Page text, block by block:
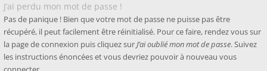
J’ai perdu mon mot de passe !
Pas de panique ! Bien que votre mot de passe ne puisse pas être
récupéré, il peut facilement être réinitialisé. Pour ce faire, rendez vous sur
la page de connexion puis cliquez surJ’ai oublié mon mot de passe. Suivez
les instructions énoncées et vous devriez pouvoir à nouveau vous